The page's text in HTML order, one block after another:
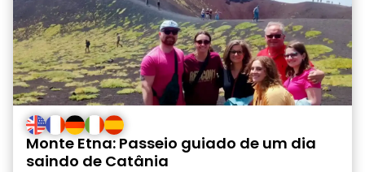
Monte Etna: Passeio guiado de um dia
saindo de Catânia